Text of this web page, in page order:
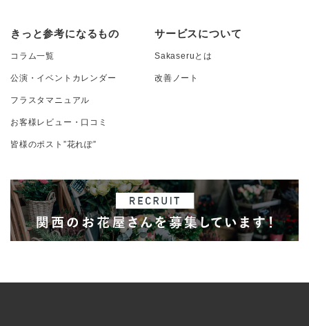
きっと参考になるもの
コラム一覧
公演・イベントカレンダー
フラスタマニュアル
お客様レビュー・口コミ
皆様のポスト”花れぽ”
サービスについて
Sakaseruとは
改善ノート